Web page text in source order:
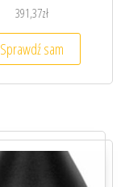
391,37zł
Sprawdź sam